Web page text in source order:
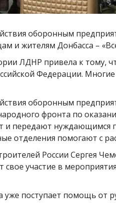
оборонным
и жителям Донбасса –
ЛДНР привела к тому,
Федерации.
оборонным
фронта по
передают нуждающимся
отделения помогают с
России Сергея
свое участие в
уже поступает помощь от